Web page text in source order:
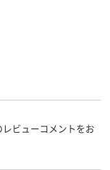
ビューコメントをお